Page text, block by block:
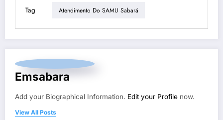
Tag Atendimento Do SAMU Sabará
Emsabara
Add your Biographical Information. Edit your Profile now.
View All Posts